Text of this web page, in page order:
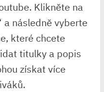
Klikněte na
a následně vyberte
které chcete
titulky a popis
získat více